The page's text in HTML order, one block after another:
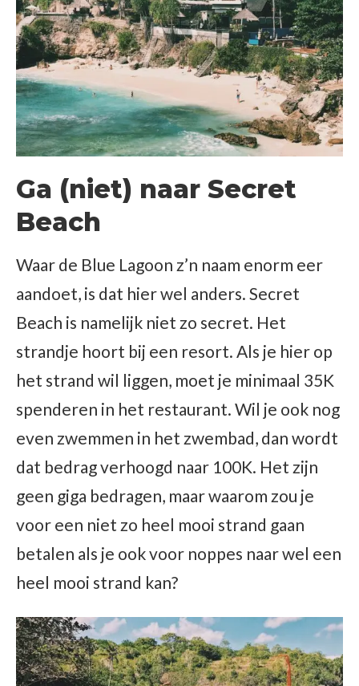
Ga (niet) naar Secret
Beach
Waar de Blue Lagoon z’n naam enorm eer
aandoet, is dat hier wel anders. Secret
Beach is namelijk niet zo secret. Het
strandje hoort bij een resort. Als je hier op
het strand wil liggen, moet je minimaal 35K
spenderen in het restaurant. Wil je ook nog
even zwemmen in het zwembad, dan wordt
dat bedrag verhoogd naar 100K. Het zijn
geen giga bedragen, maar waarom zou je
voor een niet zo heel mooi strand gaan
betalen als je ook voor noppes naar wel een
heel mooi strand kan?